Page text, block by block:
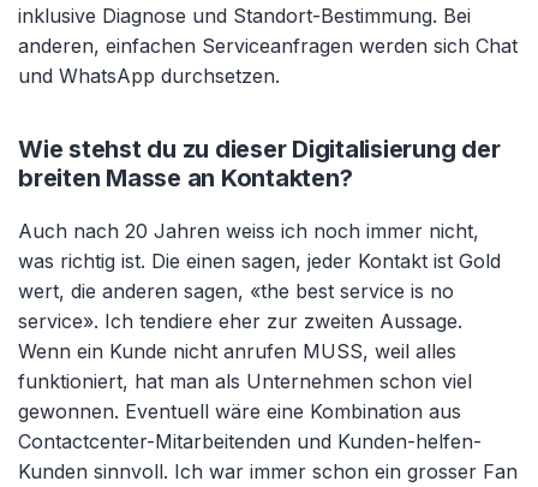
inklusive Diagnose und Standort-Bestimmung. Bei
anderen, einfachen Serviceanfragen werden sich Chat
und WhatsApp durchsetzen.
Wie stehst du zu dieser Digitalisierung der
breiten Masse an Kontakten?
Auch nach 20 Jahren weiss ich noch immer nicht,
was richtig ist. Die einen sagen, jeder Kontakt ist Gold
wert, die anderen sagen, «the best service is no
service». Ich tendiere eher zur zweiten Aussage.
Wenn ein Kunde nicht anrufen MUSS, weil alles
funktioniert, hat man als Unternehmen schon viel
gewonnen. Eventuell wäre eine Kombination aus
Contactcenter-Mitarbeitenden und Kunden-helfen-
Kunden sinnvoll. Ich war immer schon ein grosser Fan